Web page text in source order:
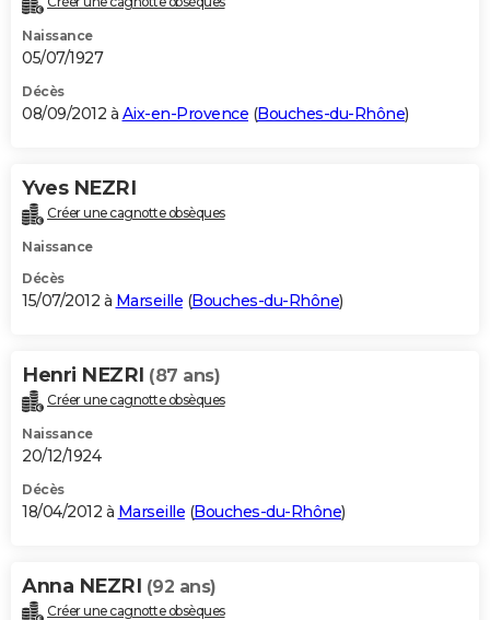
Naissance
05/07/1927
Décès
08/09/2012 à Aix-en-Provence (Bouches-du-Rhône)
Yves NEZRI
Créer une cagnotte obsèques
Naissance
Décès
15/07/2012 à Marseille (Bouches-du-Rhône)
Henri NEZRI (87 ans)
Créer une cagnotte obsèques
Naissance
20/12/1924
Décès
18/04/2012 à Marseille (Bouches-du-Rhône)
Anna NEZRI (92 ans)
Créer une cagnotte obsèques